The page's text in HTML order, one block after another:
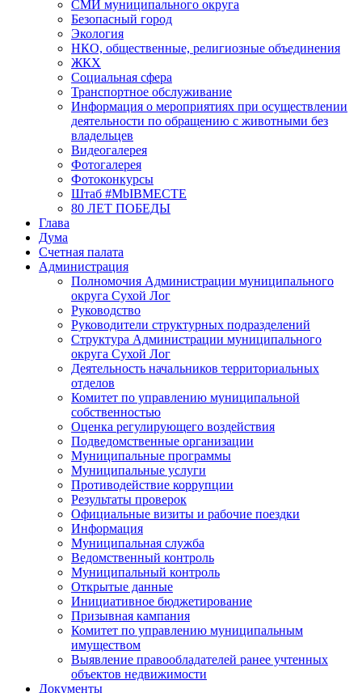
СМИ муниципального округа
Безопасный город
Экология
НКО, общественные, религиозные объединения
ЖКХ
Социальная сфера
Транспортное обслуживание
Информация о мероприятиях при осуществлении
деятельности по обращению с животными без
владельцев
Видеогалерея
Фотогалерея
Фотоконкурсы
Штаб #MbIBMECTE
80 ЛЕТ ПОБЕДЫ
Глава
Дума
Счетная палата
Администрация
Полномочия Администрации муниципального
округа Сухой Лог
Руководство
Руководители структурных подразделений
Структура Администрации муниципального
округа Сухой Лог
Деятельность начальников территориальных
отделов
Комитет по управлению муниципальной
собственностью
Оценка регулирующего воздействия
Подведомственные организации
Муниципальные программы
Муниципальные услуги
Противодействие коррупции
Результаты проверок
Официальные визиты и рабочие поездки
Информация
Муниципальная служба
Ведомственный контроль
Муниципальный контроль
Открытые данные
Инициативное бюджетирование
Призывная кампания
Комитет по управлению муниципальным
имуществом
Выявление правообладателей ранее учтенных
объектов недвижимости
Документы